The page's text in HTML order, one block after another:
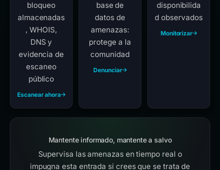
bloqueo
almacenadas
, WHOIS,
DNS y
evidencia de
escaneo
público
Escanear ahora
base de
datos de
amenazas:
protege a la
comunidad
Denunciar
disponibilida
d observados
Monitorizar
Mantente informado, mantente a salvo
Supervisa las amenazas en tiempo real o
impugna esta entrada si crees que se trata de